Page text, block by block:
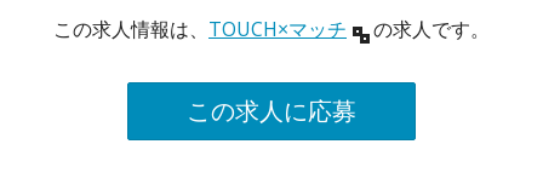
この求人情報は、 TOUCH×マッチ の求人です。
この求人に応募